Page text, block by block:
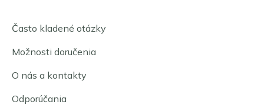
Často kladené otázky
Možnosti doručenia
O nás a kontakty
Odporúčania